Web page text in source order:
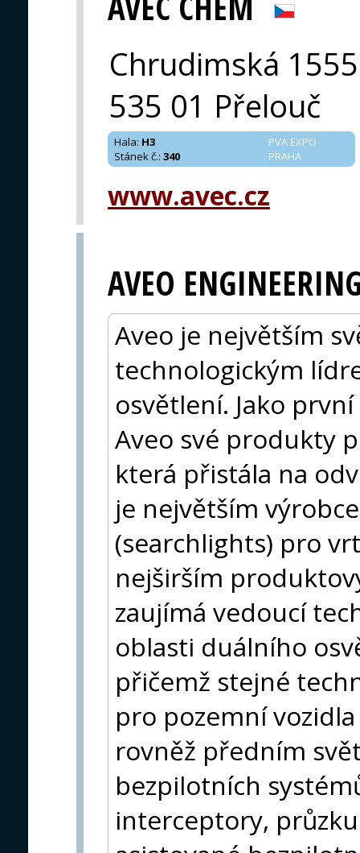
Chrudimská 1555
535 01 Přelouč
PVA EXPO
PRAHA
Hala: H3
Stánek č.: 340
www.avec.cz
AVEO
Aveo je největším
technologickým
osvětlení. Jako
Aveo své produkty
která přistála na
je největším
(searchlights) pro
nejširším
zaujímá vedoucí
oblasti duálního
přičemž stejné
pro pozemní
rovněž předním
bezpilotních
interceptory,